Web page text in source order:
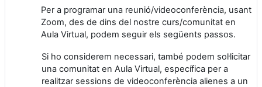
Per a programar una reunió/videoconferència, usant
Zoom, des de dins del nostre curs/comunitat en
Aula Virtual, podem seguir els següents passos.
Si ho considerem necessari, també podem sol·licitar
una comunitat en Aula Virtual, específica per a
realitzar sessions de videoconferència alienes a un